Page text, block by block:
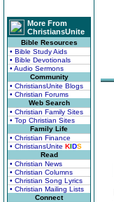
More From
ChristiansUnite
Bible Resources
• Bible Study Aids
• Bible Devotionals
• Audio Sermons
Community
• ChristiansUnite Blogs
• Christian Forums
Web Search
• Christian Family Sites
• Top Christian Sites
Family Life
• Christian Finance
• ChristiansUnite KIDS
Read
• Christian News
• Christian Columns
• Christian Song Lyrics
• Christian Mailing Lists
Connect